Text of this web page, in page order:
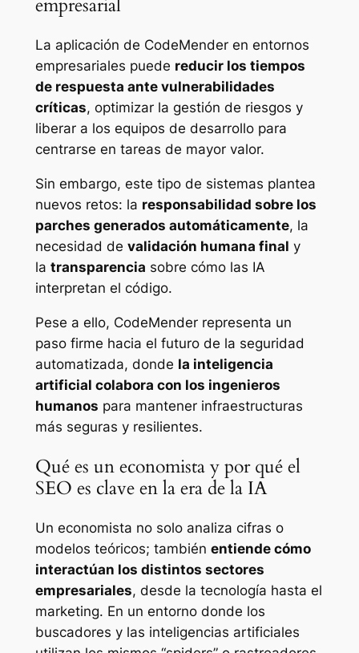
empresarial
La aplicación de CodeMender en entornos
empresariales puede reducir los tiempos
de respuesta ante vulnerabilidades
críticas, optimizar la gestión de riesgos y
liberar a los equipos de desarrollo para
centrarse en tareas de mayor valor.
Sin embargo, este tipo de sistemas plantea
nuevos retos: la responsabilidad sobre los
parches generados automáticamente, la
necesidad de validación humana final y
la transparencia sobre cómo las IA
interpretan el código.
Pese a ello, CodeMender representa un
paso firme hacia el futuro de la seguridad
automatizada, donde la inteligencia
artificial colabora con los ingenieros
humanos para mantener infraestructuras
más seguras y resilientes.
Qué es un economista y por qué el
SEO es clave en la era de la IA
Un economista no solo analiza cifras o
modelos teóricos; también entiende cómo
interactúan los distintos sectores
empresariales, desde la tecnología hasta el
marketing. En un entorno donde los
buscadores y las inteligencias artificiales